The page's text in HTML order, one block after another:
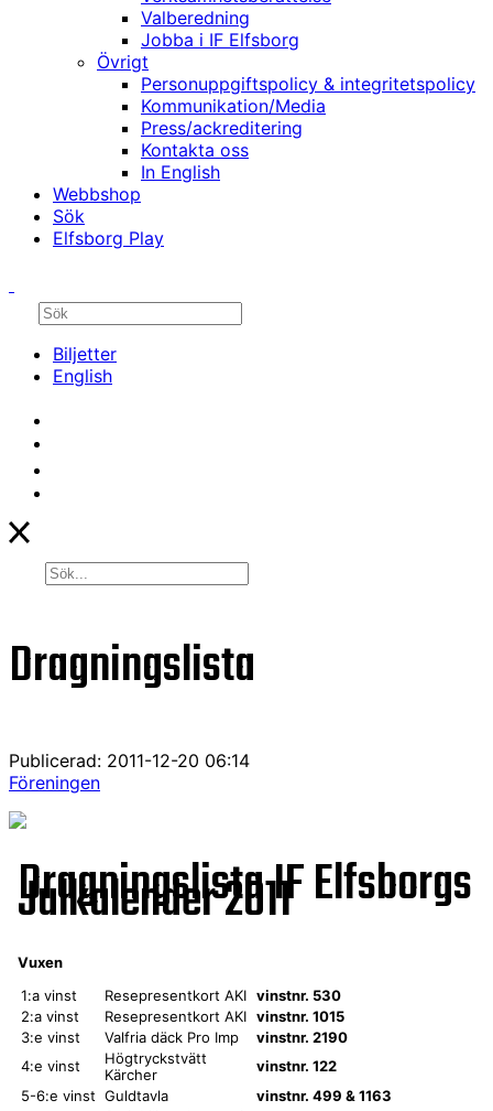
Valberedning
Jobba i IF Elfsborg
Övrigt
Personuppgiftspolicy & integritetspolicy
Kommunikation/Media
Press/ackreditering
Kontakta oss
In English
Webbshop
Sök
Elfsborg Play
Biljetter
English
Dragningslista
Publicerad: 2011-12-20 06:14
Föreningen
Dragningslista IF Elfsborgs
Julkalender 2011
Vuxen
1:a vinst
Resepresentkort AKI vinstnr. 530
2:a vinst
Resepresentkort AKI vinstnr. 1015
3:e vinst
Valfria däck Pro Imp
vinstnr. 2190
4:e vinst
Högtryckstvätt
Kärcher
vinstnr. 122
5-6:e vinst Guldtavla
vinstnr. 499 & 1163